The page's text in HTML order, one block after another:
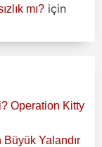
mı? için
Operation Kitty
Büyük Yalandır